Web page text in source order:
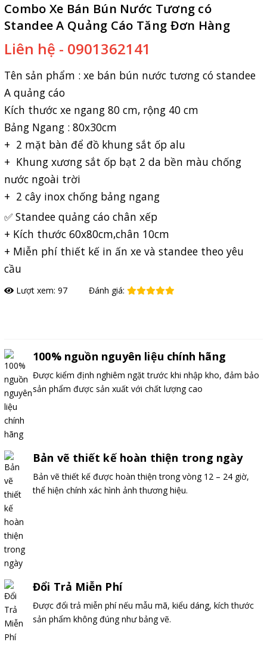
Combo Xe Bán Bún Nước Tương có
Standee A Quảng Cáo Tăng Đơn Hàng
Liên hệ - 0901362141
Tên sản phẩm : xe bán bún nước tương có standee
A quảng cáo
Kích thước xe ngang 80 cm, rộng 40 cm
Bảng Ngang : 80x30cm
+ 2 mặt bàn để đồ khung sắt ốp alu
+ Khung xương sắt ốp bạt 2 da bền màu chống
nước ngoài trời
+ 2 cây inox chống bảng ngang
✅ Standee quảng cáo chân xếp
+ Kích thước 60x80cm,chân 10cm
+ Miễn phí thiết kế in ấn xe và standee theo yêu
cầu
Lượt xem: 97 Đánh giá:
100% nguồn nguyên liệu chính hãng
Được kiểm định nghiêm ngặt trước khi nhập kho, đảm bảo
sản phẩm được sản xuất với chất lượng cao
Bản vẽ thiết kế hoàn thiện trong ngày
Bản vẽ thiết kế được hoàn thiện trong vòng 12 – 24 giờ,
thể hiện chính xác hình ảnh thương hiệu.
Đổi Trả Miễn Phí
Được đổi trả miễn phí nếu mẫu mã, kiểu dáng, kích thước
sản phẩm không đúng như bảng vẽ.